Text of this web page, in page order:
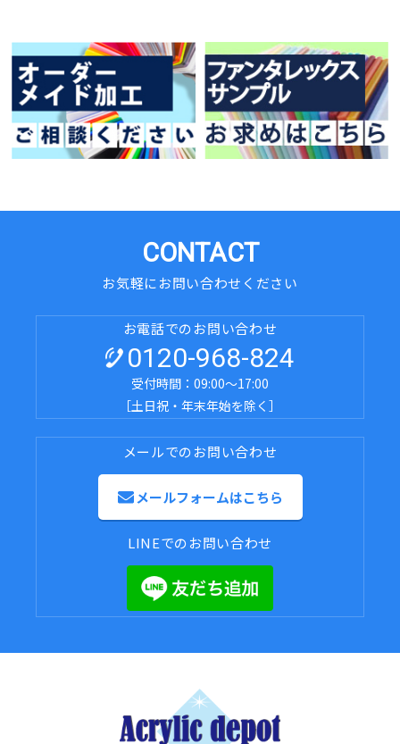
CONTACT
お気軽にお問い合わせください
お電話でのお問い合わせ
0120-968-824
受付時間：09:00～17:00
［土日祝・年末年始を除く］
メールでのお問い合わせ
メールフォームはこちら
LINEでのお問い合わせ